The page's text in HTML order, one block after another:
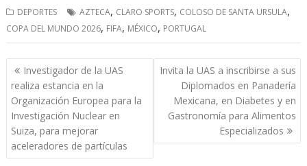
DEPORTES AZTECA, CLARO SPORTS, COLOSO DE SANTA URSULA,
COPA DEL MUNDO 2026, FIFA, MÉXICO, PORTUGAL
Navegación
de
entradas
Investigador de la UAS
realiza estancia en la
Organización Europea para la
Investigación Nuclear en
Suiza, para mejorar
aceleradores de partículas
Invita la UAS a inscribirse a sus
Diplomados en Panadería
Mexicana, en Diabetes y en
Gastronomía para Alimentos
Especializados